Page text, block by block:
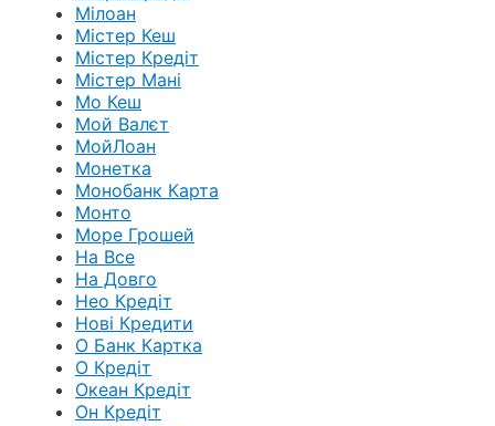
Мілоан
Містер Кеш
Містер Кредіт
Містер Мані
Мо Кеш
Мой Валєт
МойЛоан
Монетка
Монобанк Карта
Монто
Море Грошей
На Все
На Довго
Нео Кредіт
Нові Кредити
О Банк Картка
О Кредіт
Океан Кредіт
Он Кредіт